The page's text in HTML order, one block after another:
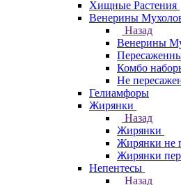
Хищные Растения
Венерины
Назад
Венерины
Комбо
Не
Гелиамфоры
Жирянки
Назад
Жирянки
Жирянки не
Жирянки
Непентесы
Назад